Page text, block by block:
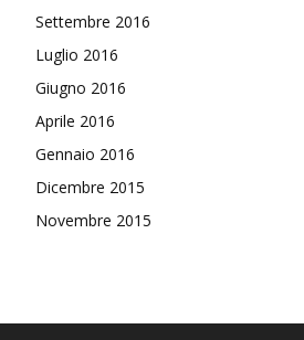
Settembre 2016
Luglio 2016
Giugno 2016
Aprile 2016
Gennaio 2016
Dicembre 2015
Novembre 2015